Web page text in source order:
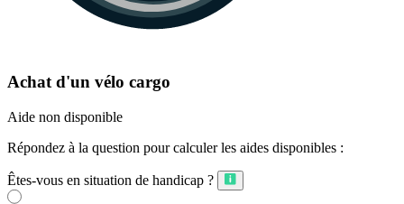
Achat d'un vélo cargo
Aide non disponible
Répondez à la question pour calculer les aides disponibles :
Êtes-vous en situation de handicap ?